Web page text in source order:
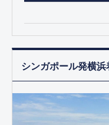
シンガポール発横